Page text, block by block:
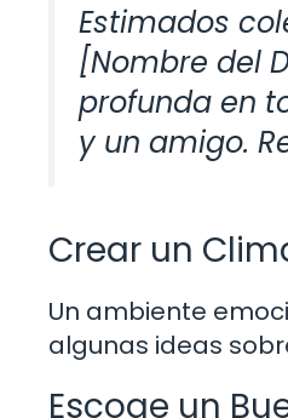
Estimados
[Nombre del
profunda en
y un amigo.
Crear un
Un ambiente
algunas ideas
Escoge un